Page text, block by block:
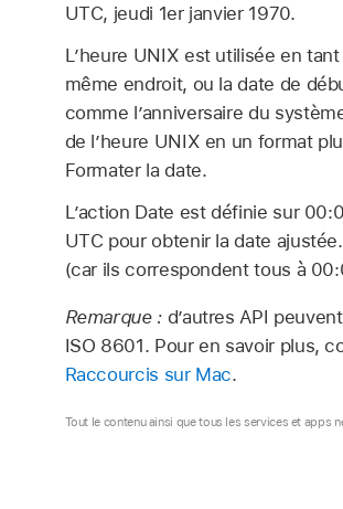
UTC, jeudi 1er janvier 1970.
L’heure UNIX est utilisée en
même endroit, ou la date de
comme l’anniversaire du
de l’heure UNIX en un format
Formater la date.
L’action Date est définie sur
UTC pour obtenir la date
(car ils correspondent tous à
Remarque : d’autres API
ISO 8601. Pour en savoir plus,
Raccourcis sur Mac.
Tout le contenu ainsi que tous les services et apps